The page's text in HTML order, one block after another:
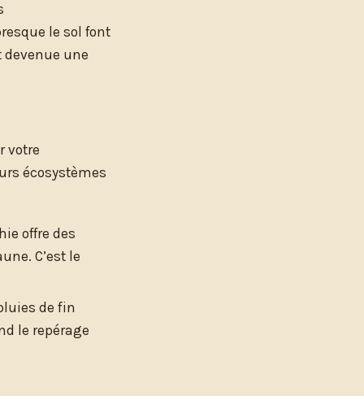
le sol font
devenue une
votre
écosystèmes
offre des
C’est le
de fin
le repérage